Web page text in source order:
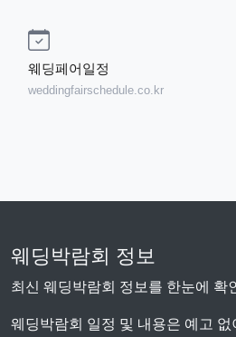
웨딩페어일정
weddingfairschedule.co.kr
웨딩박람회 정보
최신 웨딩박람회 정보를 한눈에 확
웨딩박람회 일정 및 내용은 예고 없